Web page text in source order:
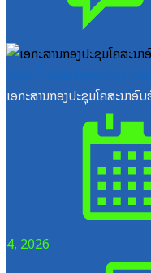
ເອກະສານກອງປະຊຸມໂຄສະນາ
4, 2026